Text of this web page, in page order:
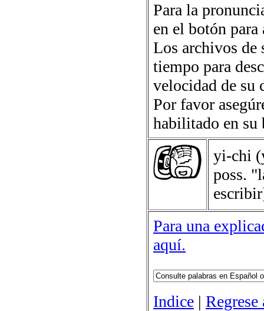
Para la
en el botón
Los archivos de
tiempo para
velocidad de su
Por favor
habilitado en su
yi-chi (
poss.
Para una
aquí.
Indice | Regrese